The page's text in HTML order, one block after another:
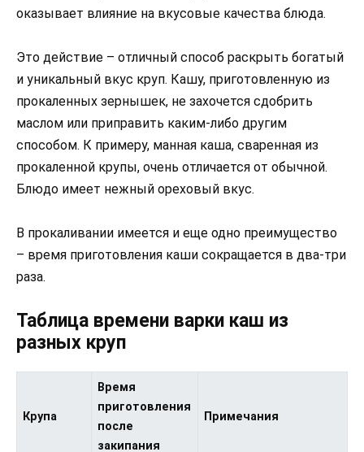
оказывает влияние на вкусовые качества блюда.
Это действие – отличный способ раскрыть богатый
и уникальный вкус круп. Кашу, приготовленную из
прокаленных зернышек, не захочется сдобрить
маслом или приправить каким-либо другим
способом. К примеру, манная каша, сваренная из
прокаленной крупы, очень отличается от обычной.
Блюдо имеет нежный ореховый вкус.
В прокаливании имеется и еще одно преимущество
– время приготовления каши сокращается в два-три
раза.
Таблица времени варки каш из
разных круп
Крупа
Время
приготовления
после
закипания
Примечания